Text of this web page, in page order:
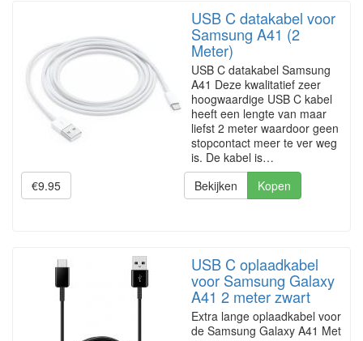
USB C datakabel voor
Samsung A41 (2
Meter)
USB C datakabel Samsung
A41 Deze kwalitatief zeer
hoogwaardige USB C kabel
heeft een lengte van maar
liefst 2 meter waardoor geen
stopcontact meer te ver weg
is. De kabel is…
€9.95
Bekijken Kopen
USB C oplaadkabel
voor Samsung Galaxy
A41 2 meter zwart
Extra lange oplaadkabel voor
de Samsung Galaxy A41 Met